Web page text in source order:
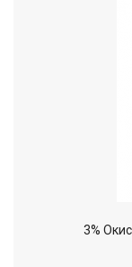
3%